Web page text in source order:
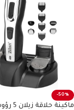
-50%
ماكينة حلاقة زيلان 5 رؤوس 5درجات